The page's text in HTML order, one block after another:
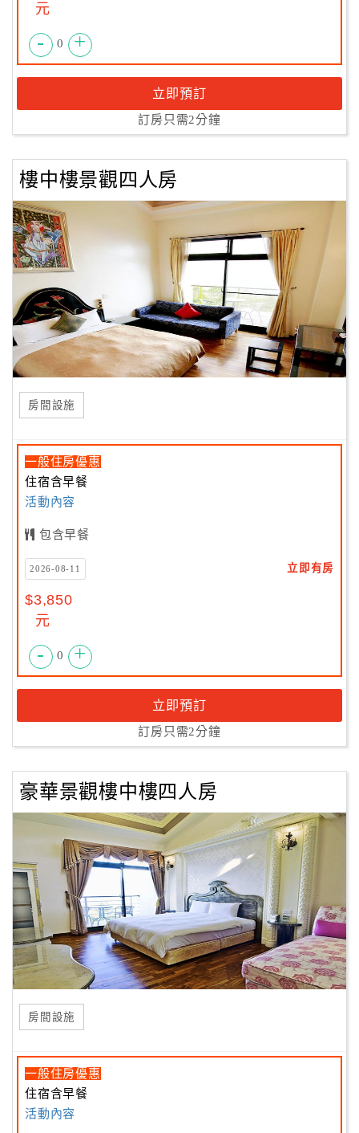
元
- 0 +
立即預訂
訂房只需2分鐘
樓中樓景觀四人房
房間設施
一般住房優惠
住宿含早餐
活動內容
包含早餐
2026-08-11 立即有房
$3,850
元
- 0 +
立即預訂
訂房只需2分鐘
豪華景觀樓中樓四人房
房間設施
一般住房優惠
住宿含早餐
活動內容